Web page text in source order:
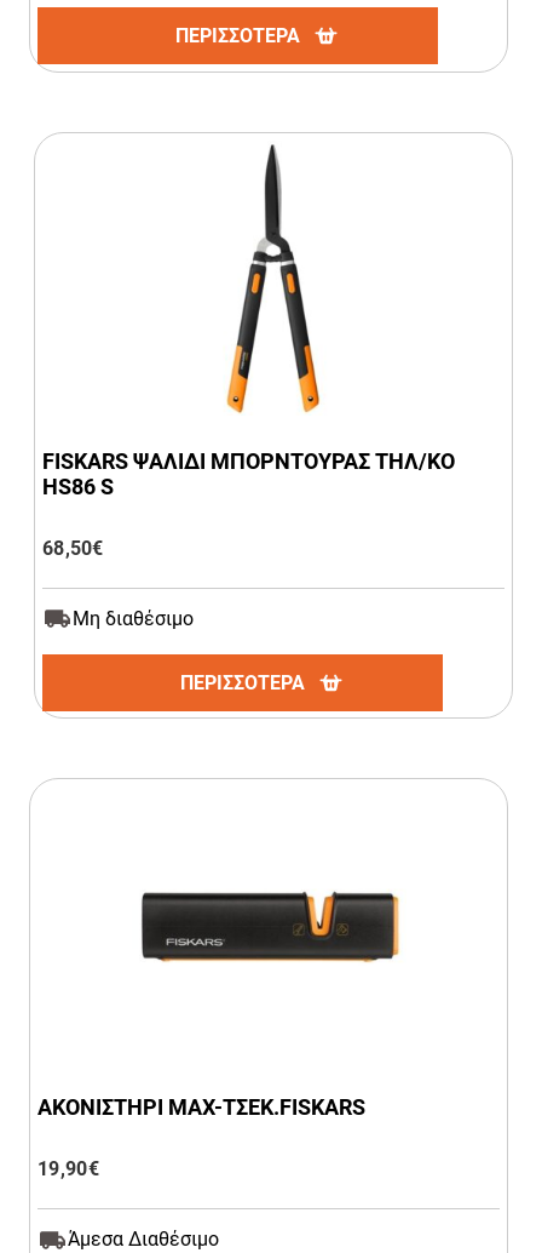
ΠΕΡΙΣΣΟΤΕΡΑ
FISKARS ΨΑΛΙΔΙ ΜΠΟΡΝΤΟΥΡΑΣ ΤΗΛ/ΚΟ
HS86 S
68,50€
Μη διαθέσιμο
ΠΕΡΙΣΣΟΤΕΡΑ
ΑΚΟΝΙΣΤΗΡΙ ΜΑΧ-ΤΣΕΚ.FISKARS
19,90€
Άμεσα Διαθέσιμο